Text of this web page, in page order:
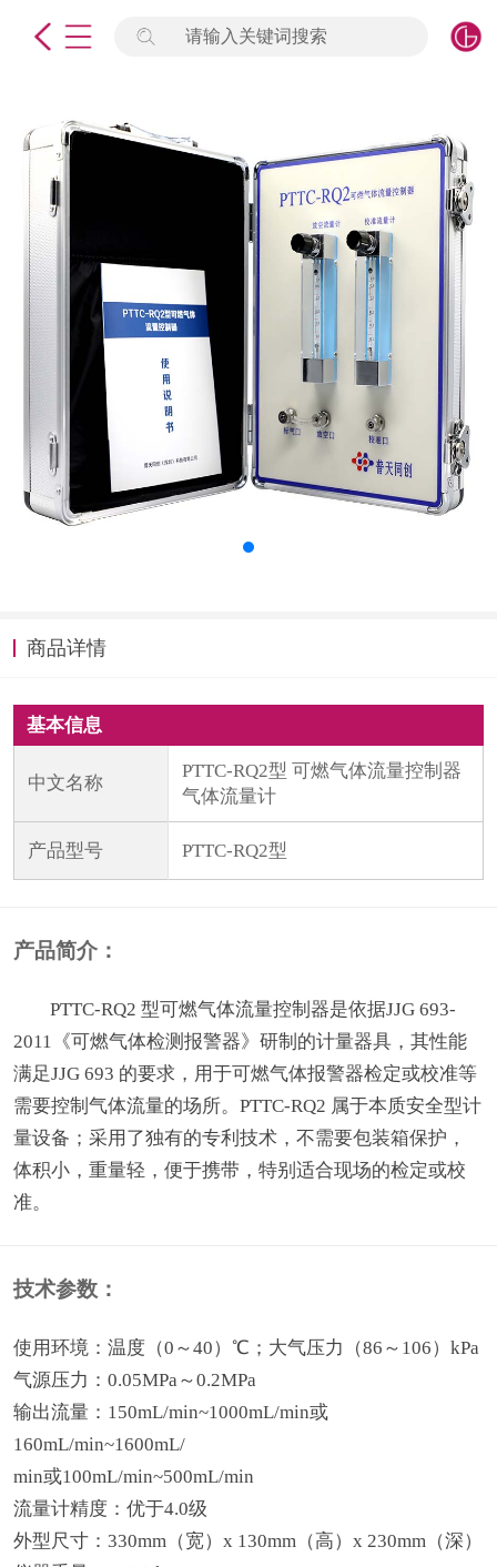
请输入关键词搜索
商品详情
基本信息
中文名称
PTTC-RQ2型 可燃气体流量控制器
气体流量计
产品型号 PTTC-RQ2型
产品简介：
PTTC-RQ2 型可燃气体流量控制器是依据JJG 693-
2011《可燃气体检测报警器》研制的计量器具，其性能
满足JJG 693 的要求，用于可燃气体报警器检定或校准等
需要控制气体流量的场所。PTTC-RQ2 属于本质安全型计
量设备；采用了独有的专利技术，不需要包装箱保护，
体积小，重量轻，便于携带，特别适合现场的检定或校
准。
技术参数：
使用环境：温度（0～40）℃；大气压力（86～106）kPa
气源压力：0.05MPa～0.2MPa
输出流量：150mL/min~1000mL/min或
160mL/min~1600mL/
min或100mL/min~500mL/min
流量计精度：优于4.0级
外型尺寸：330mm（宽）x 130mm（高）x 230mm（深）
计量仪器
微生物检测/质控品
定制标物
定制仪器
计量课堂
购物车
会员中心
联系我们